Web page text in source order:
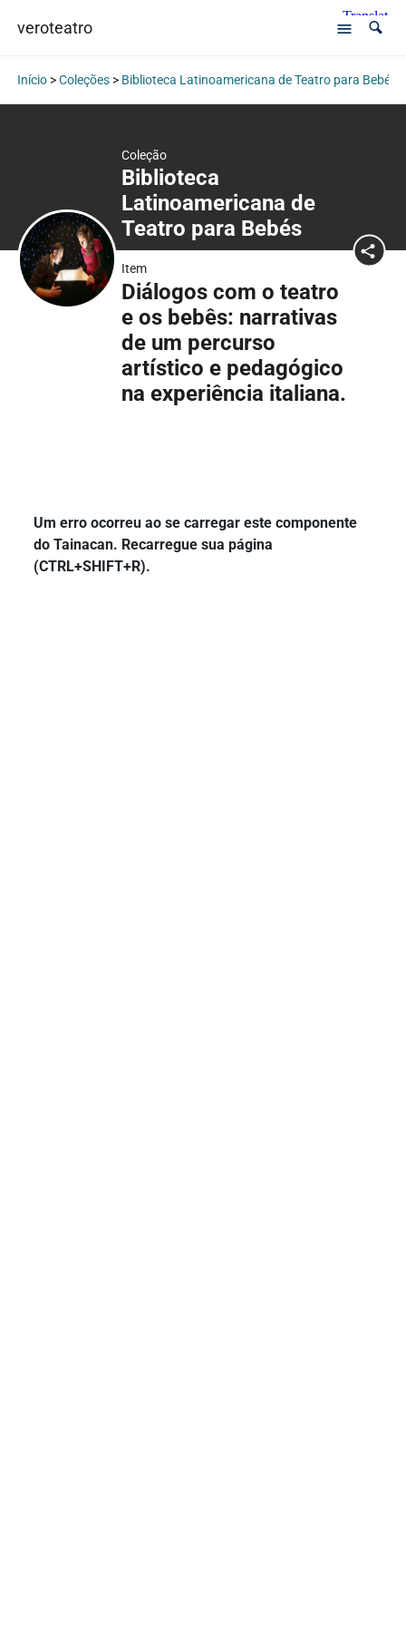
veroteatro
Início>Coleções> Biblioteca Latinoamericana de Teatro para Bebés
Coleção
Biblioteca
Latinoamericana de
Teatro para Bebés
Item
Diálogos com o teatro
e os bebês: narrativas
de um percurso
artístico e pedagógico
na experiência italiana.
Um erro ocorreu ao se carregar este componente
do Tainacan. Recarregue sua página
(CTRL+SHIFT+R).